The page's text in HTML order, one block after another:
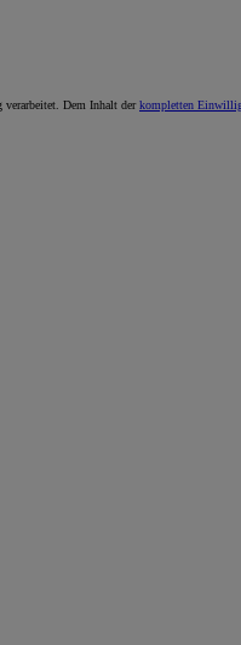
verarbeitet. Dem Inhalt derkompletten